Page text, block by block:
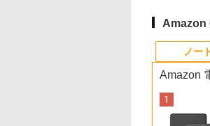
Amazon
ノー
Amazon